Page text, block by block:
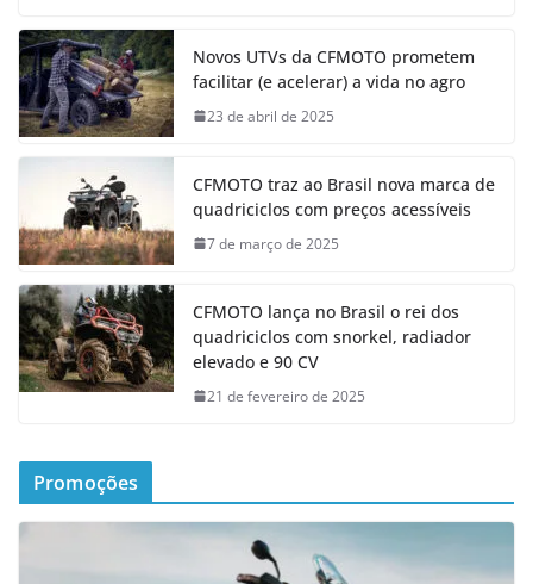
Novos UTVs da CFMOTO prometem
facilitar (e acelerar) a vida no agro
23 de abril de 2025
CFMOTO traz ao Brasil nova marca de
quadriciclos com preços acessíveis
7 de março de 2025
CFMOTO lança no Brasil o rei dos
quadriciclos com snorkel, radiador
elevado e 90 CV
21 de fevereiro de 2025
Promoções